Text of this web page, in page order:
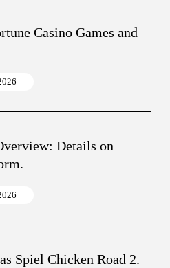
Casino Games and
Details on
Spiel Chicken Road 2.